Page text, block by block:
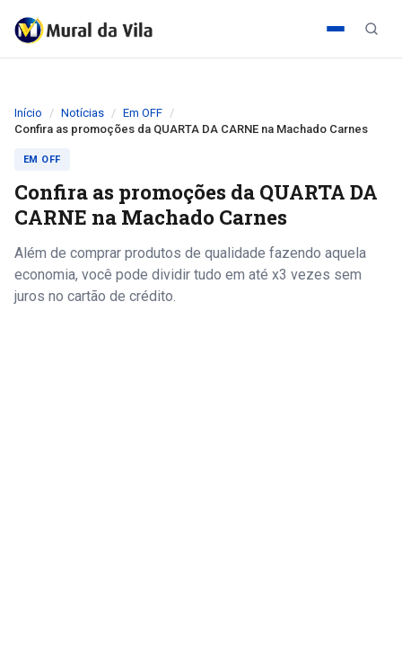
Início Notícias
Em OFF
Confira as promoções da QUARTA DA CARNE na Machado Carnes
EM OFF
Confira as promoções da QUARTA DA
CARNE na Machado Carnes
Além de comprar produtos de qualidade fazendo aquela
economia, você pode dividir tudo em até x3 vezes sem
juros no cartão de crédito.